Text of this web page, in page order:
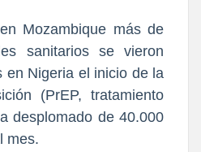
Mozambique más de
sanitarios se vieron
en Nigeria el inicio de la
(PrEP, tratamiento
desplomado de 40.000
mes.